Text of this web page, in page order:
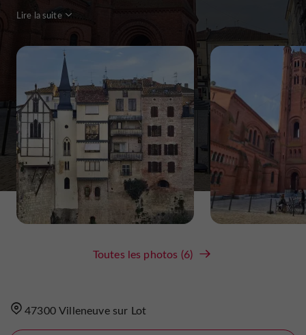
Lire la suite
Toutes les photos (6)
47300 Villeneuve sur Lot